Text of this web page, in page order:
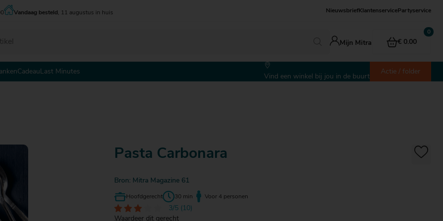
Vandaag besteld , 11 augustus in huis Nieuwsbrief KlantenservicePartyservice
Mijn Mitra € 0.00
Cadeau Last Minutes
Vind een winkel bij jou in de buurt
Actie / folder
30
- € 25
- € 30
- € 25
- € 25
Pasta Carbonara
Bron: Mitra Magazine 61
Hoofdgerecht 30 min Voor 4 personen
3/5 (10)
Waardeer dit gerecht